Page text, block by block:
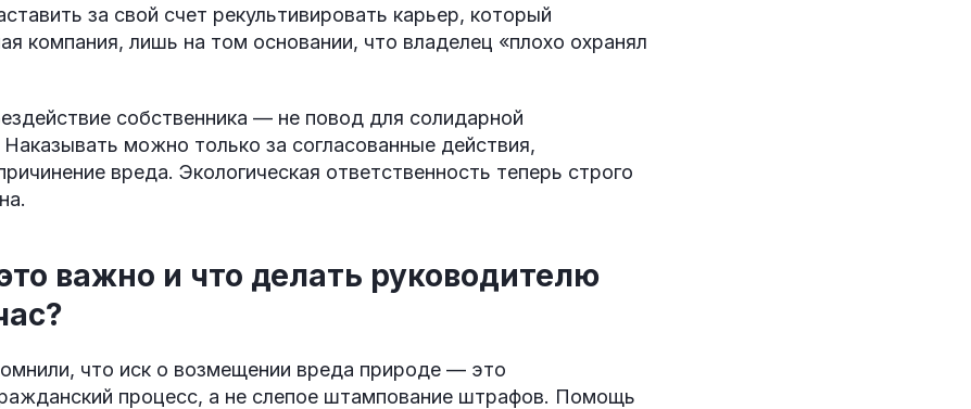
за свой счет рекультивировать карьер, который
компания, лишь на том основании, что владелец «плохо охранял
собственника — не повод для солидарной
Наказывать можно только за согласованные действия,
вреда. Экологическая ответственность теперь строго
важно и что делать руководителю
что иск о возмещении вреда природе — это
процесс, а не слепое штампование штрафов. Помощь